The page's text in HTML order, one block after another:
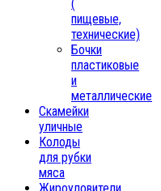
(
пищевые,
технические)
Бочки
пластиковые
и
металлические
Скамейки
уличные
Колоды
для рубки
мяса